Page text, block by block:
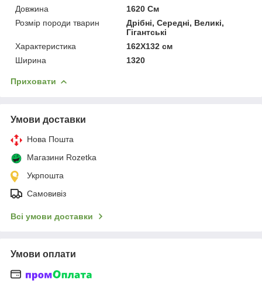
Довжина
1620 См
Розмір породи тварин
Дрібні, Середні, Великі,
Гігантські
Характеристика
162Х132 см
Ширина
1320
Приховати
Умови доставки
Нова Пошта
Магазини Rozetka
Укрпошта
Самовивіз
Всі умови доставки
Умови оплати